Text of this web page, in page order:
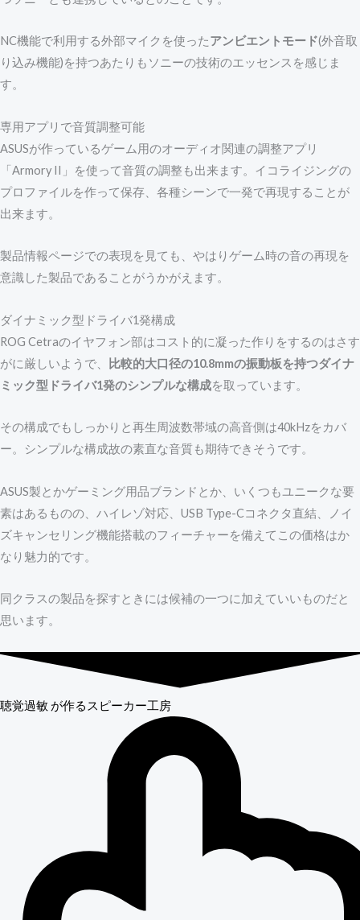
NC機能で利用する外部マイクを使ったアンビエントモード(外音取
り込み機能)を持つあたりもソニーの技術のエッセンスを感じま
す。
専用アプリで音質調整可能
ASUSが作っているゲーム用のオーディオ関連の調整アプリ
「Armory II」を使って音質の調整も出来ます。イコライジングの
プロファイルを作って保存、各種シーンで一発で再現することが
出来ます。
製品情報ページでの表現を見ても、やはりゲーム時の音の再現を
意識した製品であることがうかがえます。
ダイナミック型ドライバ1発構成
ROG Cetraのイヤフォン部はコスト的に凝った作りをするのはさす
がに厳しいようで、
比較的大口径の10.8mmの振動板を持つダイナ
ミック型ドライバ1発のシンプルな構成を取っています。
その構成でもしっかりと再生周波数帯域の高音側は40kHzをカバ
ー。シンプルな構成故の素直な音質も期待できそうです。
ASUS製とかゲーミング用品ブランドとか、いくつもユニークな要
素はあるものの、ハイレゾ対応、USB Type-Cコネクタ直結、ノイ
ズキャンセリング機能搭載のフィーチャーを備えてこの価格はか
なり魅力的です。
同クラスの製品を探すときには候補の一つに加えていいものだと
思います。
聴覚過敏 が作るスピーカー工房